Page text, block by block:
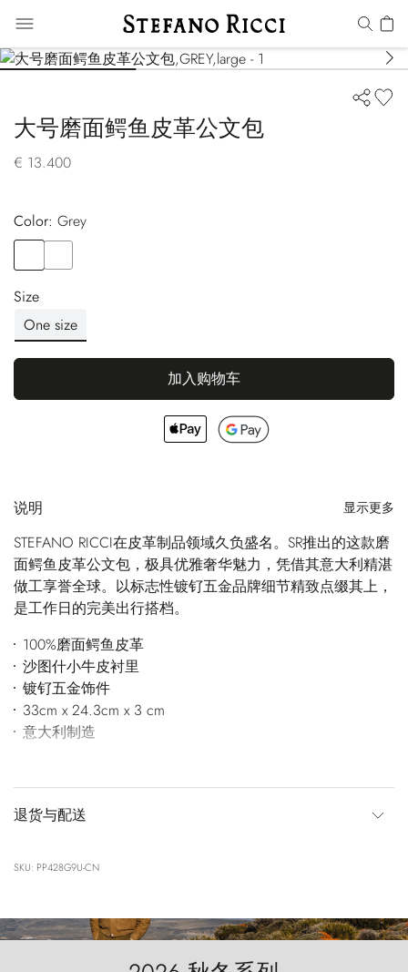
大号磨面鳄鱼皮革公文包
€ 13.400
Color:
grey
Size
One size
加入购物车
说明 显示更多
STEFANO RICCI在皮革制品领域久负盛名。SR推出的这款磨
面鳄鱼皮革公文包，极具优雅奢华魅力，凭借其意大利精湛
做工享誉全球。以标志性镀钌五金品牌细节精致点缀其上，
是工作日的完美出行搭档。
100%磨面鳄鱼皮革
沙图什小牛皮衬里
镀钌五金饰件
33cm x 24.3cm x 3 cm
意大利制造
退货与配送
SKU: PP428G9U-CN